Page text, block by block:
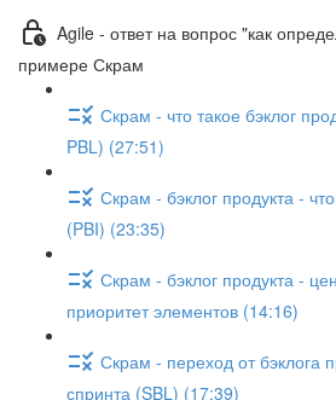
Agile - ответ на вопрос "как
примере Скрам
Скрам - что такое бэклог
PBL) (27:51)
Скрам - бэклог продукта -
(PBI) (23:35)
Скрам - бэклог продукта -
приоритет элементов (14:16)
Скрам - переход от бэклога
спринта (SBL) (17:39)